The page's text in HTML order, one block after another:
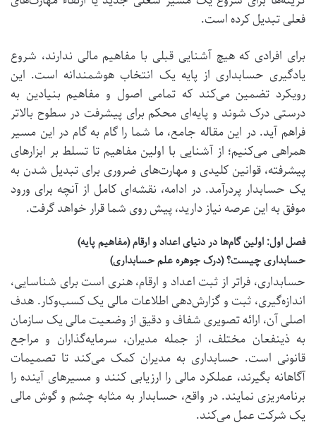
فعلی تبدیل کرده است.
برای افرادی که هیچ آشنایی قبلی با مفاهیم مالی ندارند، شروع
یادگیری حسابداری از پایه یک انتخاب هوشمندانه است. این
رویکرد تضمین می‌کند که تمامی اصول و مفاهیم بنیادین به
درستی درک شوند و پایه‌ای محکم برای پیشرفت در سطوح بالاتر
فراهم آید. در این مقاله جامع، ما شما را گام به گام در این مسیر
همراهی می‌کنیم؛ از آشنایی با اولین مفاهیم تا تسلط بر ابزارهای
پیشرفته، قوانین کلیدی و مهارت‌های ضروری برای تبدیل شدن به
یک حسابدار پردرآمد. در ادامه، نقشه‌ای کامل از آنچه برای ورود
موفق به این عرصه نیاز دارید، پیش روی شما قرار خواهد گرفت.
فصل اول: اولین گام‌ها در دنیای اعداد و ارقام (مفاهیم پایه)
حسابداری چیست؟ (درک جوهره علم حسابداری)
حسابداری، فراتر از ثبت اعداد و ارقام، هنری است برای شناسایی،
اندازه‌گیری، ثبت و گزارش‌دهی اطلاعات مالی یک کسب‌وکار. هدف
اصلی آن، ارائه تصویری شفاف و دقیق از وضعیت مالی یک سازمان
به ذینفعان مختلف، از جمله مدیران، سرمایه‌گذاران و مراجع
قانونی است. حسابداری به مدیران کمک می‌کند تا تصمیمات
آگاهانه بگیرند، عملکرد مالی را ارزیابی کنند و مسیرهای آینده را
برنامه‌ریزی نمایند. در واقع، حسابدار به مثابه چشم و گوش مالی
یک شرکت عمل می‌کند.